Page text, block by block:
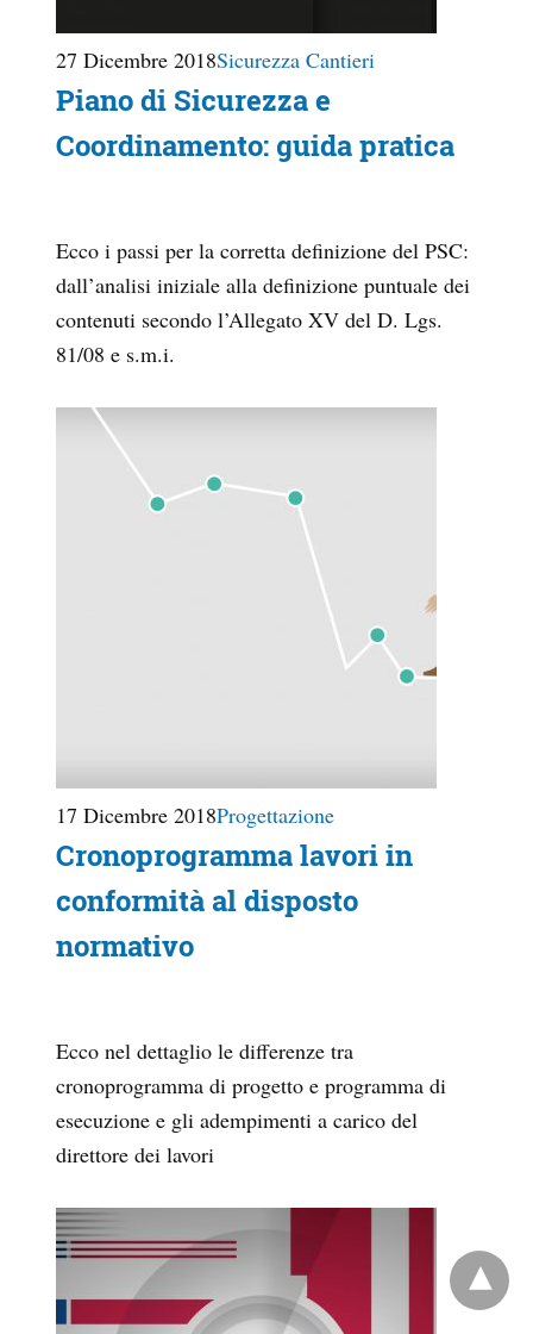
27 Dicembre 2018Sicurezza Cantieri
Piano di Sicurezza e
Coordinamento: guida pratica
Ecco i passi per la corretta definizione del PSC:
dall’analisi iniziale alla definizione puntuale dei
contenuti secondo l’Allegato XV del D. Lgs.
81/08 e s.m.i.
17 Dicembre 2018Progettazione
Cronoprogramma lavori in
conformità al disposto
normativo
Ecco nel dettaglio le differenze tra
cronoprogramma di progetto e programma di
esecuzione e gli adempimenti a carico del
direttore dei lavori